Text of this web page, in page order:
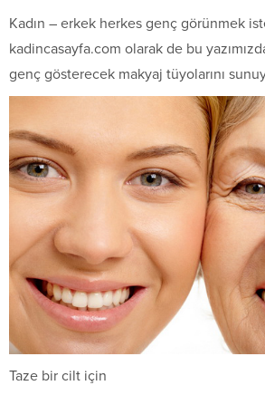
Kadın – erkek herkes genç görünmek
kadincasayfa.com olarak de bu
genç gösterecek makyaj tüyolarını
Taze bir cilt için